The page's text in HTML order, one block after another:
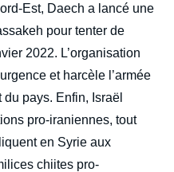
Est, Daech a lancé une
pour tenter de
2022. L’organisation
et harcèle l’armée
pays. Enfin, Israël
pro-iraniennes, tout
en Syrie aux
chiites pro-